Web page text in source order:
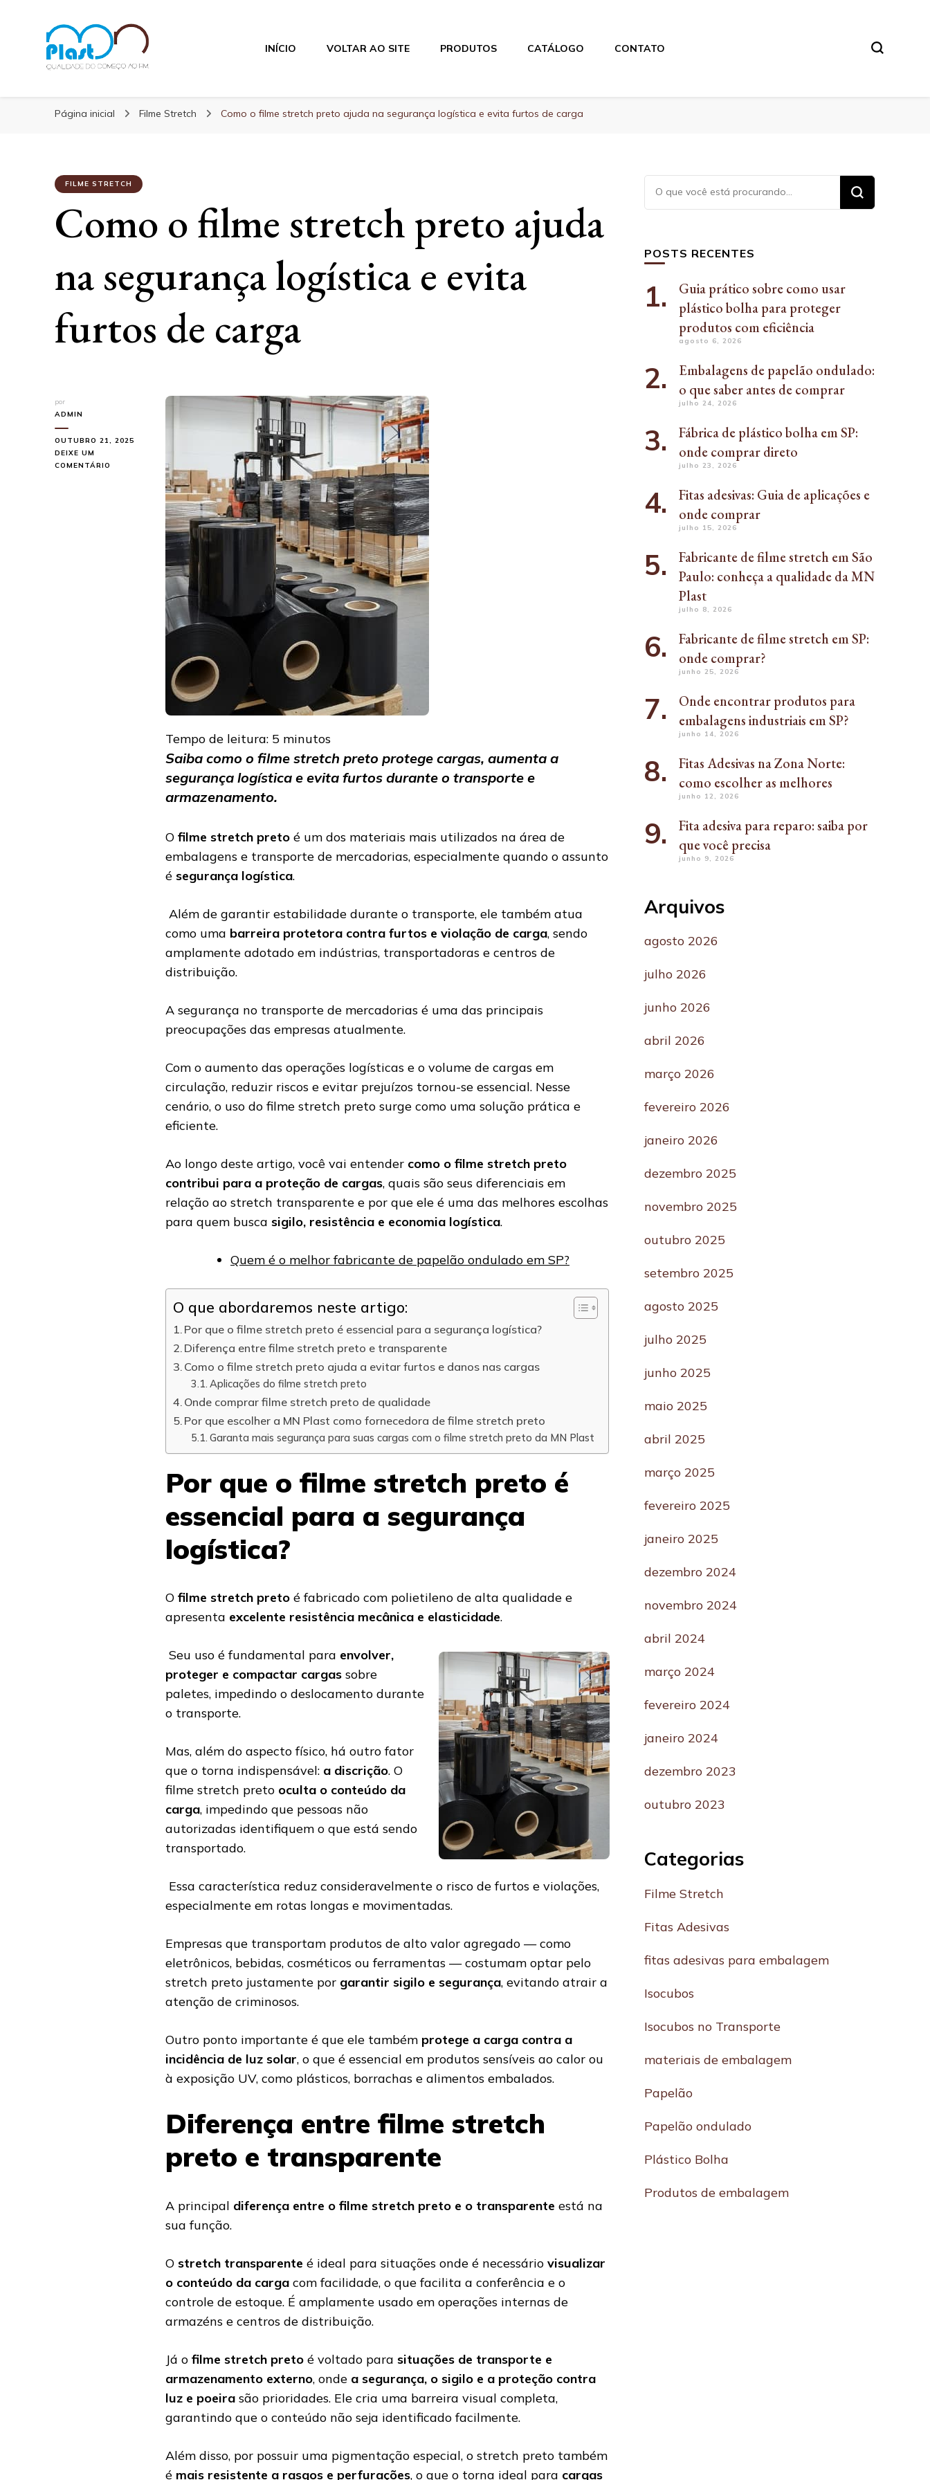
MN Plast
INÍCIO VOLTAR AO SITE PRODUTOS CATÁLOGO CONTATO
Página inicial Filme Stretch Como o filme stretch preto ajuda na segurança logística e evita furtos de carga
FILME STRETCH
Como o filme stretch preto ajuda
na segurança logística e evita
furtos de carga
por
ADMIN
OUTUBRO 21, 2025
DEIXE UM
COMENTÁRIO
Tempo de leitura: 5 minutos
Saiba como o filme stretch preto protege cargas, aumenta a
segurança logística e evita furtos durante o transporte e
armazenamento.
O filme stretch preto é um dos materiais mais utilizados na área de
embalagens e transporte de mercadorias, especialmente quando o assunto
é segurança logística.
Além de garantir estabilidade durante o transporte, ele também atua
como uma barreira protetora contra furtos e violação de carga, sendo
amplamente adotado em indústrias, transportadoras e centros de
distribuição.
A segurança no transporte de mercadorias é uma das principais
preocupações das empresas atualmente.
Com o aumento das operações logísticas e o volume de cargas em
circulação, reduzir riscos e evitar prejuízos tornou-se essencial. Nesse
cenário, o uso do filme stretch preto surge como uma solução prática e
eficiente.
Ao longo deste artigo, você vai entender como o filme stretch preto
contribui para a proteção de cargas, quais são seus diferenciais em
relação ao stretch transparente e por que ele é uma das melhores escolhas
para quem busca sigilo, resistência e economia logística.
Quem é o melhor fabricante de papelão ondulado em SP?
O que abordaremos neste artigo:
Por que o filme stretch preto é essencial para a segurança logística?
Diferença entre filme stretch preto e transparente
Como o filme stretch preto ajuda a evitar furtos e danos nas cargas
Aplicações do filme stretch preto
Onde comprar filme stretch preto de qualidade
Por que escolher a MN Plast como fornecedora de filme stretch preto
Garanta mais segurança para suas cargas com o filme stretch preto da MN Plast
Por que o filme stretch preto é
essencial para a segurança
logística?
O filme stretch preto é fabricado com polietileno de alta qualidade e
apresenta excelente resistência mecânica e elasticidade.
Seu uso é fundamental para envolver,
proteger e compactar cargas sobre
paletes, impedindo o deslocamento durante
o transporte.
Mas, além do aspecto físico, há outro fator
que o torna indispensável: a discrição. O
filme stretch preto oculta o conteúdo da
carga, impedindo que pessoas não
autorizadas identifiquem o que está sendo
transportado.
Essa característica reduz consideravelmente o risco de furtos e violações,
especialmente em rotas longas e movimentadas.
Empresas que transportam produtos de alto valor agregado — como
eletrônicos, bebidas, cosméticos ou ferramentas — costumam optar pelo
stretch preto justamente por garantir sigilo e segurança, evitando atrair a
atenção de criminosos.
Outro ponto importante é que ele também protege a carga contra a
incidência de luz solar, o que é essencial em produtos sensíveis ao calor ou
à exposição UV, como plásticos, borrachas e alimentos embalados.
Diferença entre filme stretch
preto e transparente
A principal diferença entre o filme stretch preto e o transparente está na
sua função.
O stretch transparente é ideal para situações onde é necessário visualizar
o conteúdo da carga com facilidade, o que facilita a conferência e o
controle de estoque. É amplamente usado em operações internas de
armazéns e centros de distribuição.
Já o filme stretch preto é voltado para situações de transporte e
armazenamento externo, onde a segurança, o sigilo e a proteção contra
luz e poeira são prioridades. Ele cria uma barreira visual completa,
garantindo que o conteúdo não seja identificado facilmente.
Além disso, por possuir uma pigmentação especial, o stretch preto também
é mais resistente a rasgos e perfurações, o que o torna ideal para cargas
Procurando
algo?
POSTS RECENTES
Guia prático sobre como usar
plástico bolha para proteger
produtos com eficiência
agosto 6, 2026
Embalagens de papelão ondulado:
o que saber antes de comprar
julho 24, 2026
Fábrica de plástico bolha em SP:
onde comprar direto
julho 23, 2026
Fitas adesivas: Guia de aplicações e
onde comprar
julho 15, 2026
Fabricante de filme stretch em São
Paulo: conheça a qualidade da MN
Plast
julho 8, 2026
Fabricante de filme stretch em SP:
onde comprar?
junho 25, 2026
Onde encontrar produtos para
embalagens industriais em SP?
junho 14, 2026
Fitas Adesivas na Zona Norte:
como escolher as melhores
junho 12, 2026
Fita adesiva para reparo: saiba por
que você precisa
junho 9, 2026
Arquivos
agosto 2026
julho 2026
junho 2026
abril 2026
março 2026
fevereiro 2026
janeiro 2026
dezembro 2025
novembro 2025
outubro 2025
setembro 2025
agosto 2025
julho 2025
junho 2025
maio 2025
abril 2025
março 2025
fevereiro 2025
janeiro 2025
dezembro 2024
novembro 2024
abril 2024
março 2024
fevereiro 2024
janeiro 2024
dezembro 2023
outubro 2023
Categorias
Filme Stretch
Fitas Adesivas
fitas adesivas para embalagem
Isocubos
Isocubos no Transporte
materiais de embalagem
Papelão
Papelão ondulado
Plástico Bolha
Produtos de embalagem